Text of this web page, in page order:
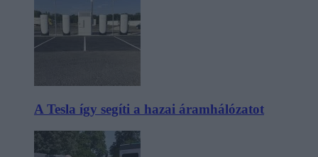
A Tesla így segíti a hazai áramhálózatot